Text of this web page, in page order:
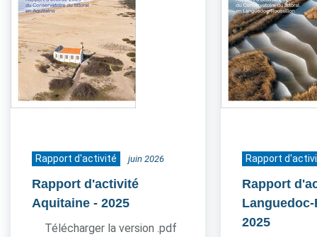
Rapport d'activité juin 2026
Rapport d'activité
Aquitaine - 2025
Télécharger la version .pdf
Rapport
Rapport
2025